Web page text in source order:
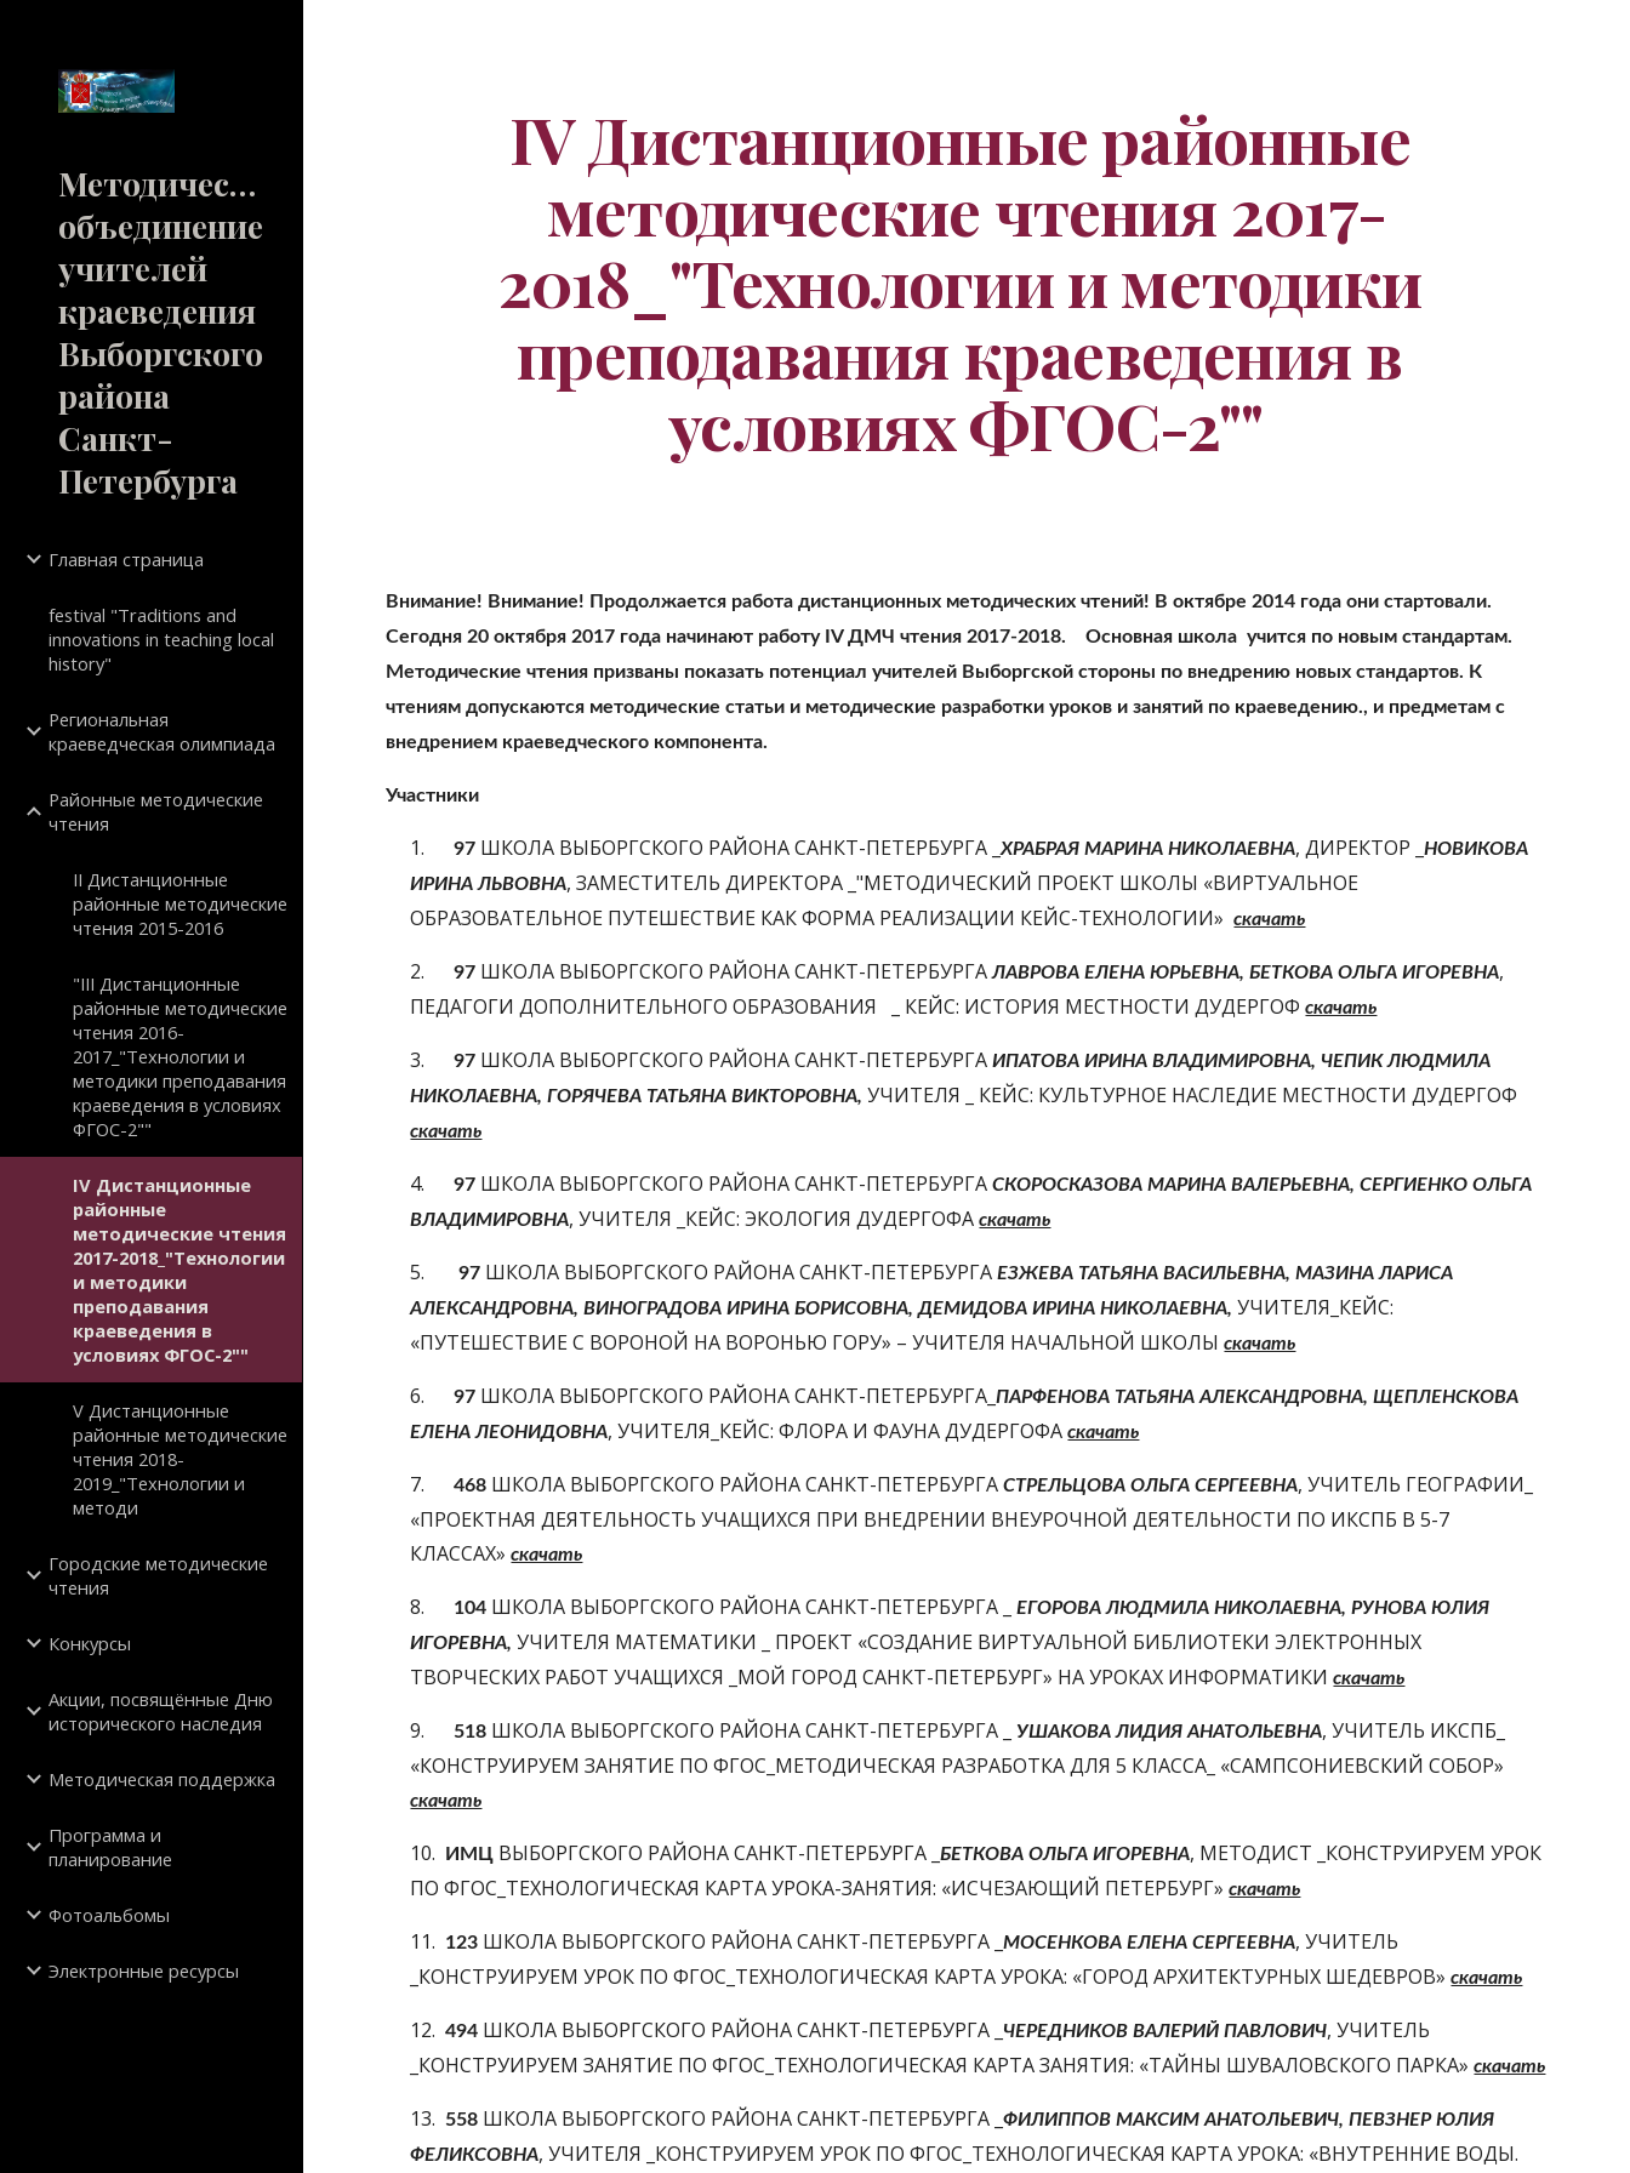
Методическое
объединение
учителей
краеведения
Выборгского
района
Санкт-
Петербурга
Главная страница
festival "Traditions and
innovations in teaching local
history"
Региональная
краеведческая олимпиада
Районные методические
чтения
II Дистанционные
районные методические
чтения 2015-2016
"III Дистанционные
районные методические
чтения 2016-
2017_"Технологии и
методики преподавания
краеведения в условиях
ФГОС-2""
IV Дистанционные
районные
методические чтения
2017-2018_"Технологии
и методики
преподавания
краеведения в
условиях ФГОС-2""
V Дистанционные
районные методические
чтения 2018-
2019_"Технологии и
методи
Городские методические
чтения
Конкурсы
Акции, посвящённые Дню
исторического наследия
Методическая поддержка
Программа и
планирование
Фотоальбомы
Электронные ресурсы
IV Дистанционные районные
методические чтения 2017-
2018_"Технологии и методики
преподавания краеведения в
условиях ФГОС-2""
Внимание! Внимание! Продолжается работа дистанционных методических чтений! В октябре 2014 года они стартовали.
Сегодня 20 октября 2017 года начинают работу IV ДМЧ чтения 2017-2018.    Основная школа  учится по новым стандартам.
Методические чтения призваны показать потенциал учителей Выборгской стороны по внедрению новых стандартов. К
чтениям допускаются методические статьи и методические разработки уроков и занятий по краеведению., и предметам с
внедрением краеведческого компонента.
Участники
1. 97 ШКОЛА ВЫБОРГСКОГО РАЙОНА САНКТ-ПЕТЕРБУРГА _ХРАБРАЯ МАРИНА НИКОЛАЕВНА, ДИРЕКТОР _НОВИКОВА
ИРИНА ЛЬВОВНА, ЗАМЕСТИТЕЛЬ ДИРЕКТОРА _"МЕТОДИЧЕСКИЙ ПРОЕКТ ШКОЛЫ «ВИРТУАЛЬНОЕ
ОБРАЗОВАТЕЛЬНОЕ ПУТЕШЕСТВИЕ КАК ФОРМА РЕАЛИЗАЦИИ КЕЙС-ТЕХНОЛОГИИ» скачать
2. 97 ШКОЛА ВЫБОРГСКОГО РАЙОНА САНКТ-ПЕТЕРБУРГА ЛАВРОВА ЕЛЕНА ЮРЬЕВНА, БЕТКОВА ОЛЬГА ИГОРЕВНА,
ПЕДАГОГИ ДОПОЛНИТЕЛЬНОГО ОБРАЗОВАНИЯ   _ КЕЙС: ИСТОРИЯ МЕСТНОСТИ ДУДЕРГОФ скачать
3. 97 ШКОЛА ВЫБОРГСКОГО РАЙОНА САНКТ-ПЕТЕРБУРГА ИПАТОВА ИРИНА ВЛАДИМИРОВНА, ЧЕПИК ЛЮДМИЛА
НИКОЛАЕВНА, ГОРЯЧЕВА ТАТЬЯНА ВИКТОРОВНА,
скачать
4. 97 ШКОЛА ВЫБОРГСКОГО РАЙОНА САНКТ-ПЕТЕРБУРГА СКОРОСКАЗОВА МАРИНА ВАЛЕРЬЕВНА, СЕРГИЕНКО ОЛЬГА
ВЛАДИМИРОВНА, УЧИТЕЛЯ _КЕЙС: ЭКОЛОГИЯ ДУДЕРГОФА скачать
5. 97 ШКОЛА ВЫБОРГСКОГО РАЙОНА САНКТ-ПЕТЕРБУРГА ЕЗЖЕВА ТАТЬЯНА ВАСИЛЬЕВНА, МАЗИНА ЛАРИСА
АЛЕКСАНДРОВНА, ВИНОГРАДОВА ИРИНА БОРИСОВНА, ДЕМИДОВА ИРИНА НИКОЛАЕВНА, УЧИТЕЛЯ_КЕЙС:
«ПУТЕШЕСТВИЕ С ВОРОНОЙ НА ВОРОНЬЮ ГОРУ» – УЧИТЕЛЯ НАЧАЛЬНОЙ ШКОЛЫ скачать
6. 97 ШКОЛА ВЫБОРГСКОГО РАЙОНА САНКТ-ПЕТЕРБУРГА_ПАРФЕНОВА ТАТЬЯНА АЛЕКСАНДРОВНА, ЩЕПЛЕНСКОВА
ЕЛЕНА ЛЕОНИДОВНА, УЧИТЕЛЯ_КЕЙС: ФЛОРА И ФАУНА ДУДЕРГОФА скачать
7. 468 ШКОЛА ВЫБОРГСКОГО РАЙОНА САНКТ-ПЕТЕРБУРГА СТРЕЛЬЦОВА ОЛЬГА СЕРГЕЕВНА, УЧИТЕЛЬ ГЕОГРАФИИ_
«ПРОЕКТНАЯ ДЕЯТЕЛЬНОСТЬ УЧАЩИХСЯ ПРИ ВНЕДРЕНИИ ВНЕУРОЧНОЙ ДЕЯТЕЛЬНОСТИ ПО ИКСПБ В 5-7
КЛАССАХ» скачать
8. 104 ШКОЛА ВЫБОРГСКОГО РАЙОНА САНКТ-ПЕТЕРБУРГА _ ЕГОРОВА ЛЮДМИЛА НИКОЛАЕВНА, РУНОВА ЮЛИЯ
ИГОРЕВНА, УЧИТЕЛЯ МАТЕМАТИКИ _ ПРОЕКТ «СОЗДАНИЕ ВИРТУАЛЬНОЙ БИБЛИОТЕКИ ЭЛЕКТРОННЫХ
ТВОРЧЕСКИХ РАБОТ УЧАЩИХСЯ _МОЙ ГОРОД САНКТ-ПЕТЕРБУРГ» НА УРОКАХ ИНФОРМАТИКИ скачать
9. 518 ШКОЛА ВЫБОРГСКОГО РАЙОНА САНКТ-ПЕТЕРБУРГА _ УШАКОВА ЛИДИЯ АНАТОЛЬЕВНА, УЧИТЕЛЬ ИКСПБ_
скачать
10. ИМЦ ВЫБОРГСКОГО РАЙОНА САНКТ-ПЕТЕРБУРГА _БЕТКОВА ОЛЬГА ИГОРЕВНА, МЕТОДИСТ _КОНСТРУИРУЕМ УРОК
ПО ФГОС_ТЕХНОЛОГИЧЕСКАЯ КАРТА УРОКА-ЗАНЯТИЯ: «ИСЧЕЗАЮЩИЙ ПЕТЕРБУРГ» скачать
11. 123 ШКОЛА ВЫБОРГСКОГО РАЙОНА САНКТ-ПЕТЕРБУРГА _МОСЕНКОВА ЕЛЕНА СЕРГЕЕВНА, УЧИТЕЛЬ
_КОНСТРУИРУЕМ УРОК ПО ФГОС_ТЕХНОЛОГИЧЕСКАЯ КАРТА УРОКА: «ГОРОД АРХИТЕКТУРНЫХ ШЕДЕВРОВ» скачать
12. 494 ШКОЛА ВЫБОРГСКОГО РАЙОНА САНКТ-ПЕТЕРБУРГА _ ЧЕРЕДНИКОВ ВАЛЕРИЙ ПАВЛОВИЧ, УЧИТЕЛЬ
_КОНСТРУИРУЕМ ЗАНЯТИЕ ПО ФГОС_ТЕХНОЛОГИЧЕСКАЯ КАРТА ЗАНЯТИЯ: «ТАЙНЫ ШУВАЛОВСКОГО ПАРКА» скачать
13. 558 ШКОЛА ВЫБОРГСКОГО РАЙОНА САНКТ-ПЕТЕРБУРГА _ФИЛИППОВ МАКСИМ АНАТОЛЬЕВИЧ, ПЕВЗНЕР ЮЛИЯ
ФЕЛИКСОВНА, УЧИТЕЛЯ _КОНСТРУИРУЕМ УРОК ПО ФГОС_ТЕХНОЛОГИЧЕСКАЯ КАРТА УРОКА: «ВНУТРЕННИЕ ВОДЫ.